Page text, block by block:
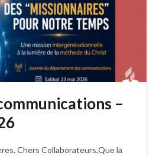
–
Chers Collaborateurs,Que la